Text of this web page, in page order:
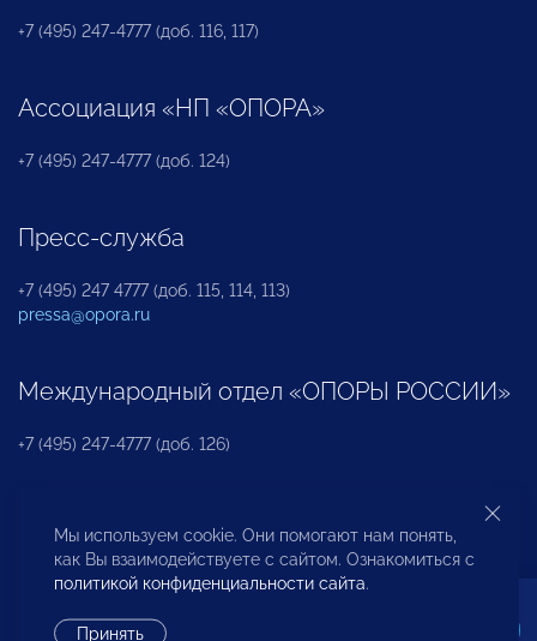
+7 (495) 247-4777 (доб. 116, 117)
Ассоциация «НП «ОПОРА»
+7 (495) 247-4777 (доб. 124)
Пресс-служба
+7 (495) 247 4777 (доб. 115, 114, 113)
pressa@opora.ru
Международный отдел «ОПОРЫ РОССИИ»
+7 (495) 247-4777 (доб. 126)
Бюро по защите прав предпринимателей и
инвесторов
Мы используем cookie. Они помогают нам понять,
как Вы взаимодействуете с сайтом. Ознакомиться с
политикой конфиденциальности сайта.
Принять